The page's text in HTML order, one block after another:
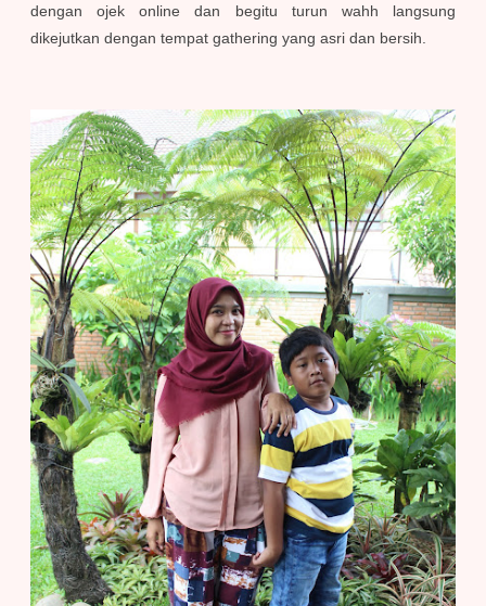
dengan ojek online dan begitu turun wahh langsung
dikejutkan dengan tempat gathering yang asri dan bersih.